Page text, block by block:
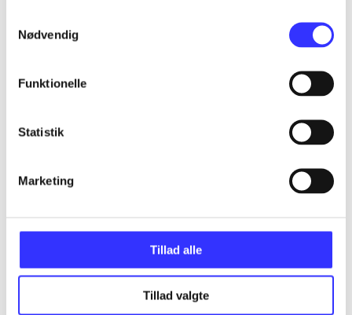
Nødvendig
Funktionelle
Statistik
Marketing
Tillad alle
Tillad valgte
...
...
...